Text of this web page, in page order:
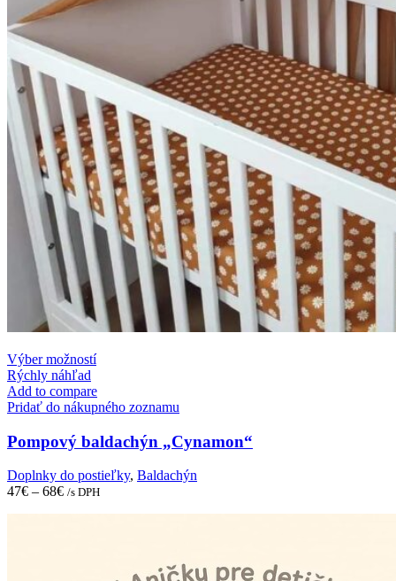
Výber možnostíThis
has
multiple
The
options
may
be
on
Rýchly náhľad
Add to compare
Pridať do nákupného zoznamu
Pompový baldachýn „Cynamon“
Doplnky do postieľky, Baldachýn
47€ – 68€ /s DPH